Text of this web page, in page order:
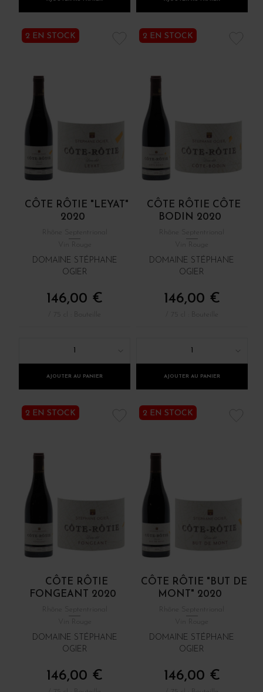
2 EN STOCK
CÔTE RÔTIE "LEYAT"
2020
DOMAINE STÉPHANE
OGIER
146,00 €
1
AJOUTER AU PANIER
2 EN STOCK
CÔTE RÔTIE CÔTE
BODIN 2020
DOMAINE STÉPHANE
OGIER
146,00 €
1
AJOUTER AU PANIER
2 EN STOCK
CÔTE RÔTIE
FONGEANT 2020
DOMAINE STÉPHANE
OGIER
146,00 €
2 EN STOCK
CÔTE RÔTIE "BUT DE
MONT" 2020
DOMAINE STÉPHANE
OGIER
146,00 €